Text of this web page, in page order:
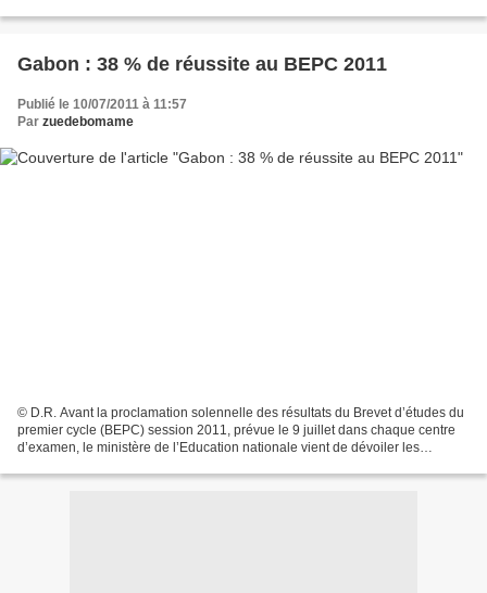
Gabon : 38 % de réussite au BEPC 2011
Publié le 10/07/2011 à 11:57
Par zuedebomame
© D.R. Avant la proclamation solennelle des résultats du Brevet d’études du
premier cycle (BEPC) session 2011, prévue le 9 juillet dans chaque centre
d’examen, le ministère de l’Education nationale vient de dévoiler les